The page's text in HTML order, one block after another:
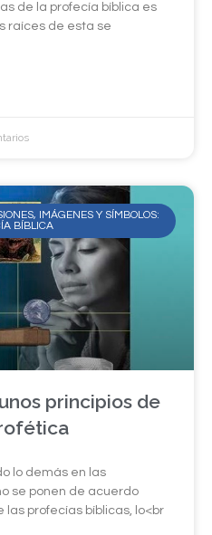
de la profecía bíblica es
raíces de esta se
IMÁGENES Y SÍMBOLOS:
BÍBLICA
principios de
lo demás en las
se ponen de acuerdo
profecías bíblicas, lo<br